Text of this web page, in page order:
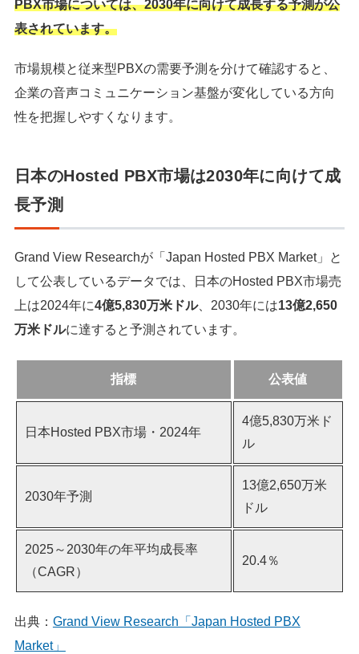
PBX市場については、2030年に向けて成長する予測が公
表されています。
市場規模と従来型PBXの需要予測を分けて確認すると、
企業の音声コミュニケーション基盤が変化している方向
性を把握しやすくなります。
日本のHosted PBX市場は2030年に向けて成
長予測
Grand View Researchが「Japan Hosted PBX Market」と
して公表しているデータでは、日本のHosted PBX市場売
上は2024年に4億5,830万米ドル、2030年には13億2,650
万米ドルに達すると予測されています。
指標 公表値
日本Hosted PBX市場・2024年
4億5,830万米ド
ル
2030年予測
13億2,650万米
ドル
2025～2030年の年平均成長率
（CAGR）
20.4％
出典： Grand View Research「Japan Hosted PBX
Market」